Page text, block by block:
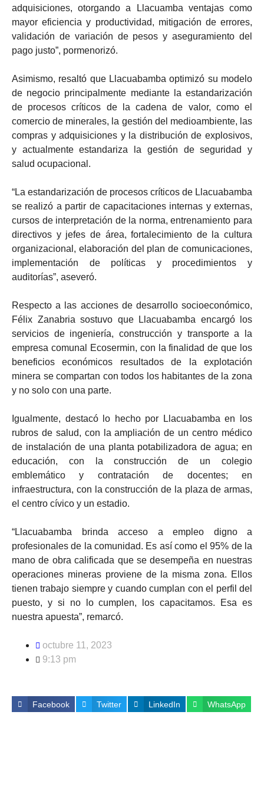
adquisiciones, otorgando a Llacuamba ventajas como
mayor eficiencia y productividad, mitigación de errores,
validación de variación de pesos y aseguramiento del
pago justo”, pormenorizó.
Asimismo, resaltó que Llacuabamba optimizó su modelo
de negocio principalmente mediante la estandarización
de procesos críticos de la cadena de valor, como el
comercio de minerales, la gestión del medioambiente, las
compras y adquisiciones y la distribución de explosivos,
y actualmente estandariza la gestión de seguridad y
salud ocupacional.
“La estandarización de procesos críticos de Llacuabamba
se realizó a partir de capacitaciones internas y externas,
cursos de interpretación de la norma, entrenamiento para
directivos y jefes de área, fortalecimiento de la cultura
organizacional, elaboración del plan de comunicaciones,
implementación de políticas y procedimientos y
auditorías”, aseveró.
Respecto a las acciones de desarrollo socioeconómico,
Félix Zanabria sostuvo que Llacuabamba encargó los
servicios de ingeniería, construcción y transporte a la
empresa comunal Ecosermin, con la finalidad de que los
beneficios económicos resultados de la explotación
minera se compartan con todos los habitantes de la zona
y no solo con una parte.
Igualmente, destacó lo hecho por Llacuabamba en los
rubros de salud, con la ampliación de un centro médico
de instalación de una planta potabilizadora de agua; en
educación, con la construcción de un colegio
emblemático y contratación de docentes; en
infraestructura, con la construcción de la plaza de armas,
el centro cívico y un estadio.
“Llacuabamba brinda acceso a empleo digno a
profesionales de la comunidad. Es así como el 95% de la
mano de obra calificada que se desempeña en nuestras
operaciones mineras proviene de la misma zona. Ellos
tienen trabajo siempre y cuando cumplan con el perfil del
puesto, y si no lo cumplen, los capacitamos. Esa es
nuestra apuesta”, remarcó.
octubre 11, 2023
9:13 pm
Facebook Twitter LinkedIn WhatsApp